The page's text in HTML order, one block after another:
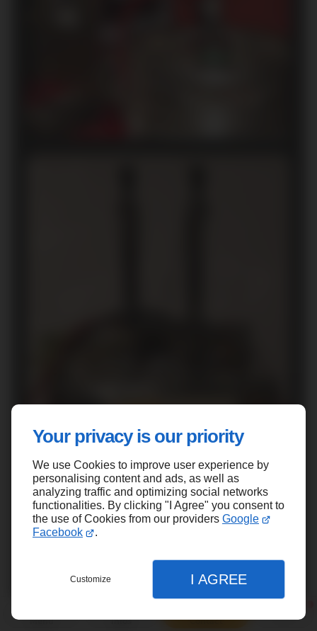
Your privacy is our priority
We use Cookies to improve user experience by
personalising content and ads, as well as
analyzing traffic and optimizing social networks
functionalities. By clicking "I Agree" you consent to
the use of Cookies from our providers Google
Facebook
.
Customize I AGREE
Menu Infos Contact